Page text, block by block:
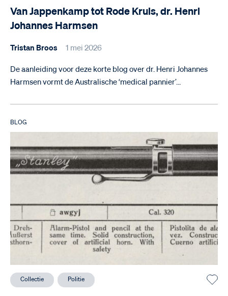
Van Jappenkamp tot Rode Kruis, dr. Henri
Johannes Harmsen
Tristan Broos 1 mei 2026
De aanleiding voor deze korte blog over dr. Henri Johannes
Harmsen vormt de Australische ‘medical pannier’…
BLOG
Collectie Politie